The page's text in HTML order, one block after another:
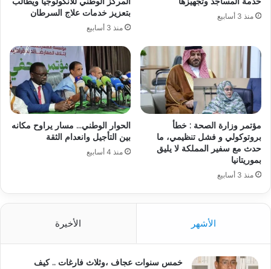
منذ 3 أسابيع
بتعزيز خدمات علاج السرطان
منذ 3 أسابيع
مؤتمر وزارة الصحة : خطأ
بروتوكولي و فشل تنظيمي، ما
حدث مع سفير المملكة لا يليق
بموريتانيا
منذ 3 أسابيع
الحوار الوطني… مسار يراوح مكانه
بين التأجيل وانعدام الثقة
منذ 4 أسابيع
الأشهر الأخيرة
خمس سنوات عجاف ،وثلاث فارغات .. كيف